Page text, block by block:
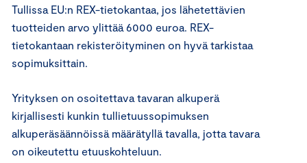
Tullissa EU:n REX-tietokantaa, jos lähetettävien
tuotteiden arvo ylittää 6000 euroa. REX-
tietokantaan rekisteröityminen on hyvä tarkistaa
sopimuksittain.
Yrityksen on osoitettava tavaran alkuperä
kirjallisesti kunkin tullietuussopimuksen
alkuperäsäännöissä määrätyllä tavalla, jotta tavara
on oikeutettu etuuskohteluun.